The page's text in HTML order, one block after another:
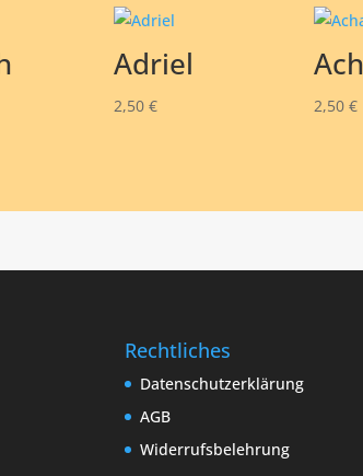
Adriel
2,50 € 2,50 €
Rechtliches
Datenschutzerklärung
AGB
Widerrufsbelehrung